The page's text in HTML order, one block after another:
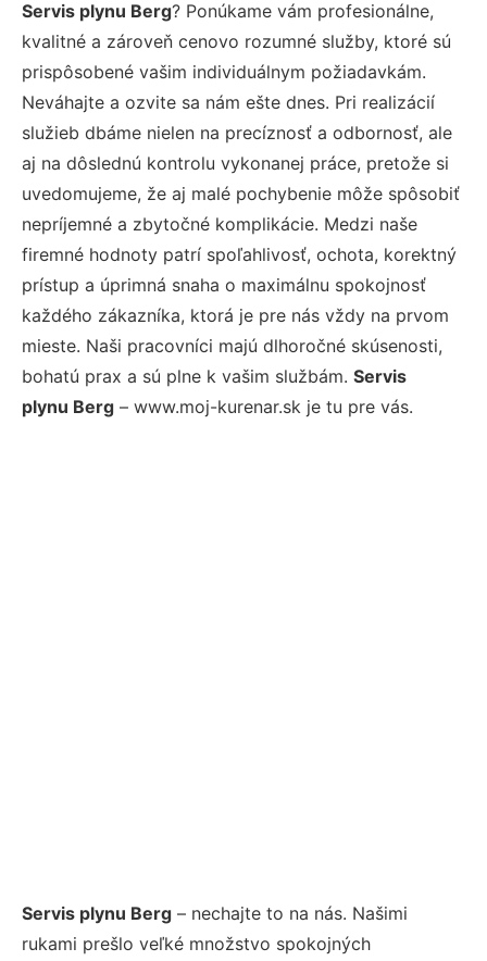
Servis plynu Berg? Ponúkame vám profesionálne,
kvalitné a zároveň cenovo rozumné služby, ktoré sú
prispôsobené vašim individuálnym požiadavkám.
Neváhajte a ozvite sa nám ešte dnes. Pri realizácií
služieb dbáme nielen na precíznosť a odbornosť, ale
aj na dôslednú kontrolu vykonanej práce, pretože si
uvedomujeme, že aj malé pochybenie môže spôsobiť
nepríjemné a zbytočné komplikácie. Medzi naše
firemné hodnoty patrí spoľahlivosť, ochota, korektný
prístup a úprimná snaha o maximálnu spokojnosť
každého zákazníka, ktorá je pre nás vždy na prvom
mieste. Naši pracovníci majú dlhoročné skúsenosti,
bohatú prax a sú plne k vašim službám. Servis
plynu Berg – www.moj-kurenar.sk je tu pre vás.
Servis plynu Berg – nechajte to na nás. Našimi
rukami prešlo veľké množstvo spokojných